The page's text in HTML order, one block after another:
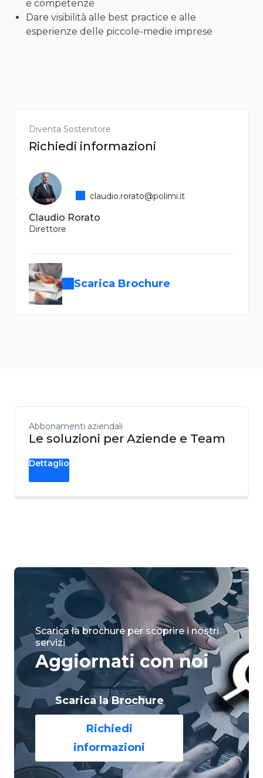
e competenze
Dare visibilità alle best practice e alle
esperienze delle piccole-medie imprese
Diventa Sostenitore
Richiedi informazioni
Claudio Rorato
Direttore
claudio.rorato@polimi.it
Scarica Brochure
Abbonamenti aziendali
Le soluzioni per Aziende e Team
Dettaglio
Scarica la brochure per scoprire i nostri
servizi
Aggiornati con noi
Scarica la Brochure
Richiedi
informazioni